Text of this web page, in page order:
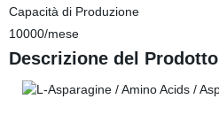
Capacità di Produzione
10000/mese
Descrizione del Prodotto